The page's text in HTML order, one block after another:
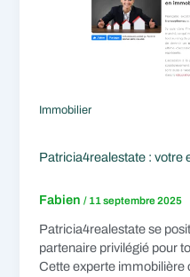
Immobilier
Patricia4realestate : votre
Fabien/ 11 septembre 2025
Patricia4realestate se
partenaire privilégié pour
Cette experte immobilière